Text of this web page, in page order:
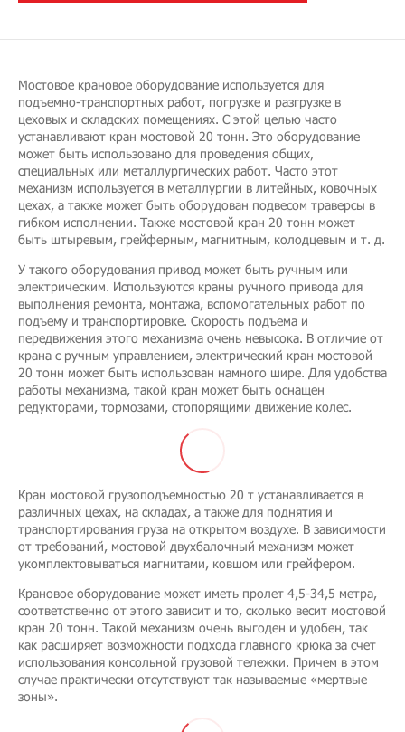
Мостовое крановое оборудование используется для
подъемно-транспортных работ, погрузке и разгрузке в
цеховых и складских помещениях. С этой целью часто
устанавливают кран мостовой 20 тонн. Это оборудование
может быть использовано для проведения общих,
специальных или металлургических работ. Часто этот
механизм используется в металлургии в литейных, ковочных
цехах, а также может быть оборудован подвесом траверсы в
гибком исполнении. Также мостовой кран 20 тонн может
быть штыревым, грейферным, магнитным, колодцевым и т. д.
У такого оборудования привод может быть ручным или
электрическим. Используются краны ручного привода для
выполнения ремонта, монтажа, вспомогательных работ по
подъему и транспортировке. Скорость подъема и
передвижения этого механизма очень невысока. В отличие от
крана с ручным управлением, электрический кран мостовой
20 тонн может быть использован намного шире. Для удобства
работы механизма, такой кран может быть оснащен
редукторами, тормозами, стопорящими движение колес.
Кран мостовой грузоподъемностью 20 т устанавливается в
различных цехах, на складах, а также для поднятия и
транспортирования груза на открытом воздухе. В зависимости
от требований, мостовой двухбалочный механизм может
укомплектовываться магнитами, ковшом или грейфером.
Крановое оборудование может иметь пролет 4,5-34,5 метра,
соответственно от этого зависит и то, сколько весит мостовой
кран 20 тонн. Такой механизм очень выгоден и удобен, так
как расширяет возможности подхода главного крюка за счет
использования консольной грузовой тележки. Причем в этом
случае практически отсутствуют так называемые «мертвые
зоны».